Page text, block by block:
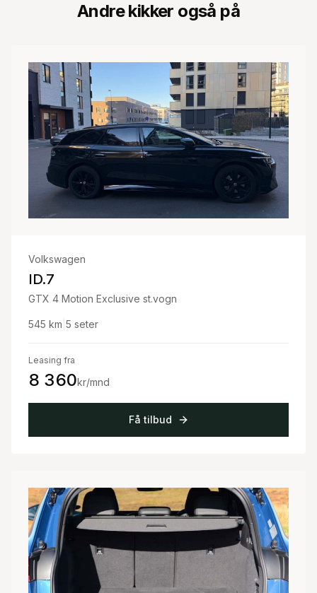
Andre kikker også på
Volkswagen
ID.7
GTX 4 Motion Exclusive st.vogn
545 km 5 seter
Leasing fra
8 360kr/mnd
Få tilbud